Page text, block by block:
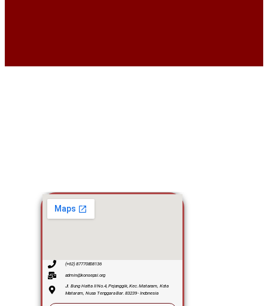
(+62) 87770808136
admin@konsepsi.org
Jl. Bung Hatta II No.4, Pejanggik, Kec. Mataram, Kota
Mataram, Nusa Tenggara Bar. 83239 - Indonesia